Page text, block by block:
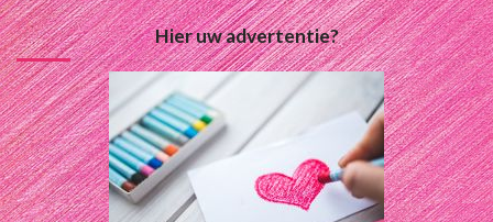
Hier uw advertentie?